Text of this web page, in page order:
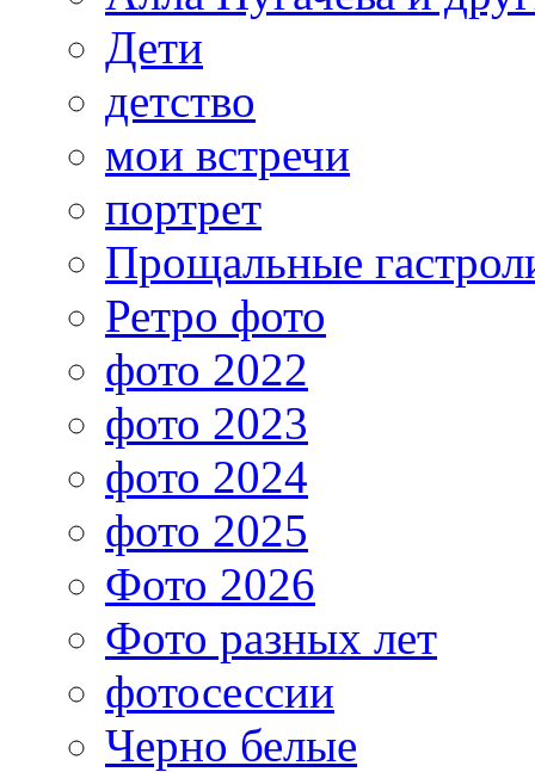
Дети
детство
мои встречи
портрет
Прощальные
Ретро фото
фото 2022
фото 2023
фото 2024
фото 2025
Фото 2026
Фото разных лет
фотосессии
Черно белые